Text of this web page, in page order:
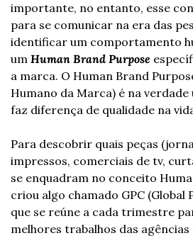
importante, no entanto, esse
para se comunicar na era das
identificar um comportamento
um Human Brand Purpose
a marca. O Human Brand
Humano da Marca) é na
faz diferença de qualidade na
Para descobrir quais peças
impressos, comerciais de tv,
se enquadram no conceito
criou algo chamado GPC
que se reúne a cada trimestre
melhores trabalhos das agências